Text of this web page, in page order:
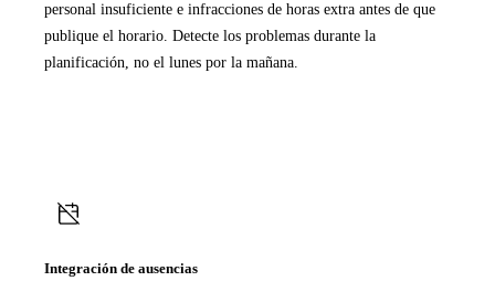
personal insuficiente e infracciones de horas extra antes de que
publique el horario. Detecte los problemas durante la
planificación, no el lunes por la mañana.
Integración de ausencias